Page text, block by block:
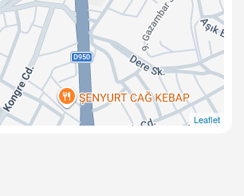
Leaflet